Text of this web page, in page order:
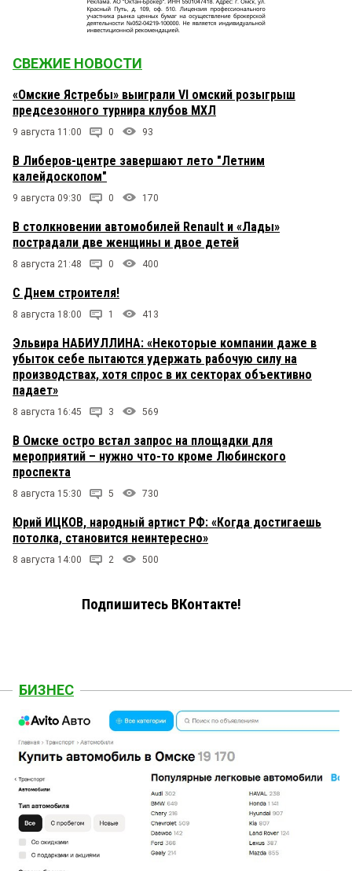
СВЕЖИЕ НОВОСТИ
«Омские Ястребы» выиграли VI омский розыгрыш
предсезонного турнира клубов МХЛ
9 августа 11:00 0 93
В Либеров-центре завершают лето "Летним
калейдоскопом"
9 августа 09:30 0 170
В столкновении автомобилей Renault и «Лады»
пострадали две женщины и двое детей
8 августа 21:48 0 400
С Днем строителя!
8 августа 18:00 1 413
Эльвира НАБИУЛЛИНА: «Некоторые компании даже в
убыток себе пытаются удержать рабочую силу на
производствах, хотя спрос в их секторах объективно
падает»
8 августа 16:45 3 569
В Омске остро встал запрос на площадки для
мероприятий – нужно что-то кроме Любинского
проспекта
8 августа 15:30 5 730
Юрий ИЦКОВ, народный артист РФ: «Когда достигаешь
потолка, становится неинтересно»
8 августа 14:00 2 500
Подпишитесь ВКонтакте!
БИЗНЕС